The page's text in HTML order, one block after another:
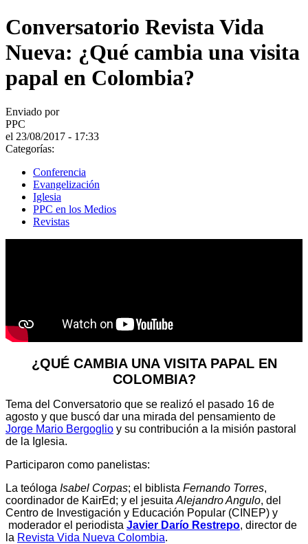
Conversatorio Revista Vida
Nueva: ¿Qué cambia una visita
papal en Colombia?
Enviado por
PPC
el 23/08/2017 - 17:33
Categorías:
Conferencia
Evangelización
Iglesia
PPC en los Medios
Revistas
¿QUÉ CAMBIA UNA VISITA PAPAL EN
COLOMBIA?
Tema del Conversatorio que se realizó el pasado 16 de
agosto y que buscó dar una mirada del pensamiento de
Jorge Mario Bergoglio y su contribución a la misión pastoral
de la Iglesia.
Participaron como panelistas:
La teóloga Isabel Corpas; el biblista Fernando Torres,
coordinador de KairEd; y el jesuita Alejandro Angulo, del
Centro de Investigación y Educación Popular (CINEP) y
moderador el periodista Javier Darío Restrepo, director de
la Revista Vida Nueva Colombia.